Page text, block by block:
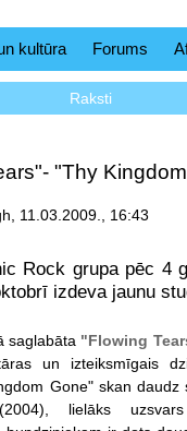
kultūra Forums
Raksti
"Thy
11.03.2009., 16:43
Rock grupa pēc 4
izdeva jaunu
saglabāta "Flowing
un izteiksmīgais
Gone" skan
(2004), lielāks